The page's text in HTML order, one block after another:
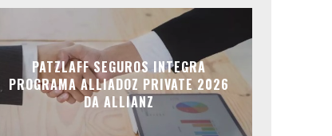
PATZLAFF SEGUROS INTEGRA
PROGRAMA ALLIADOZ PRIVATE 2026
DA ALLIANZ